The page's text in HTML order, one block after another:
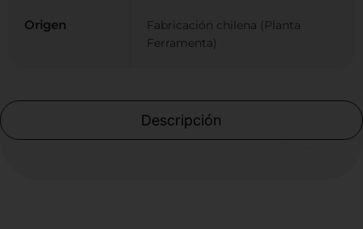
Descripción
Origen
Fabricación chilena (Planta
Ferramenta)